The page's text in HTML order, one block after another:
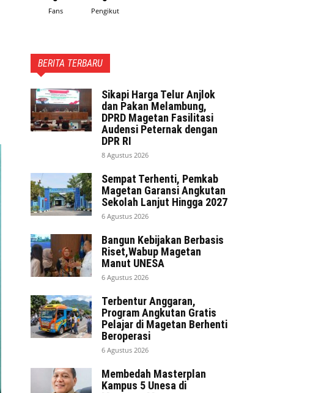
Fans Pengikut
BERITA TERBARU
Sikapi Harga Telur Anjlok
dan Pakan Melambung,
DPRD Magetan Fasilitasi
Audensi Peternak dengan
DPR RI
8 Agustus 2026
Sempat Terhenti, Pemkab
Magetan Garansi Angkutan
Sekolah Lanjut Hingga 2027
6 Agustus 2026
Bangun Kebijakan Berbasis
Riset,Wabup Magetan
Manut UNESA
6 Agustus 2026
Terbentur Anggaran,
Program Angkutan Gratis
Pelajar di Magetan Berhenti
Beroperasi
6 Agustus 2026
Membedah Masterplan
Kampus 5 Unesa di